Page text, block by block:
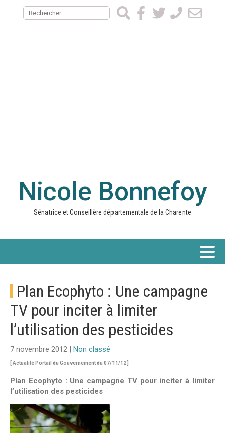
Nicole Bonnefoy
Sénatrice et Conseillère départementale de la Charente
Plan Ecophyto : Une campagne
TV pour inciter à limiter
l’utilisation des pesticides
7 novembre 2012 | Non classé
[ Actualité Portail du Gouvernement du 07/11/12 ]
Plan Ecophyto : Une campagne TV pour inciter à limiter
l’utilisation des pesticides